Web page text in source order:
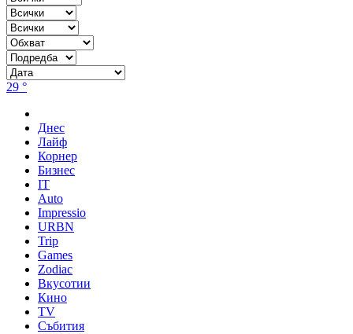
29 °
Днес
Лайф
Корнер
Бизнес
IT
Auto
Impressio
URBN
Trip
Games
Zodiac
Вкусотии
Кино
TV
Събития